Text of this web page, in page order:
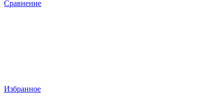
Сравнение
Избранное